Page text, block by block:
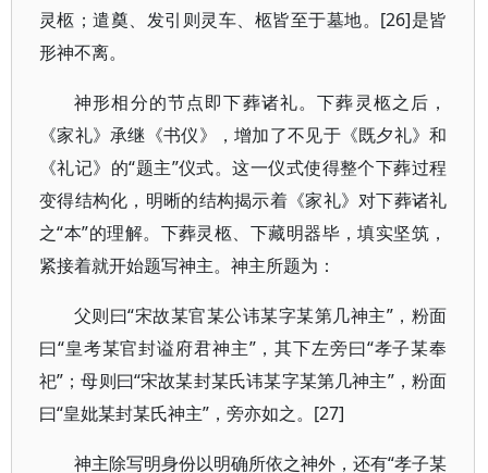
灵柩；遣奠、发引则灵车、柩皆至于墓地。[26]是皆
形神不离。
神形相分的节点即下葬诸礼。下葬灵柩之后，
《家礼》承继《书仪》，增加了不见于《既夕礼》和
《礼记》的“题主”仪式。这一仪式使得整个下葬过程
变得结构化，明晰的结构揭示着《家礼》对下葬诸礼
之“本”的理解。下葬灵柩、下藏明器毕，填实坚筑，
紧接着就开始题写神主。神主所题为：
父则曰“宋故某官某公讳某字某第几神主”，粉面
曰“皇考某官封谥府君神主”，其下左旁曰“孝子某奉
祀”；母则曰“宋故某封某氏讳某字某第几神主”，粉面
曰“皇妣某封某氏神主”，旁亦如之。[27]
神主除写明身份以明确所依之神外，还有“孝子某